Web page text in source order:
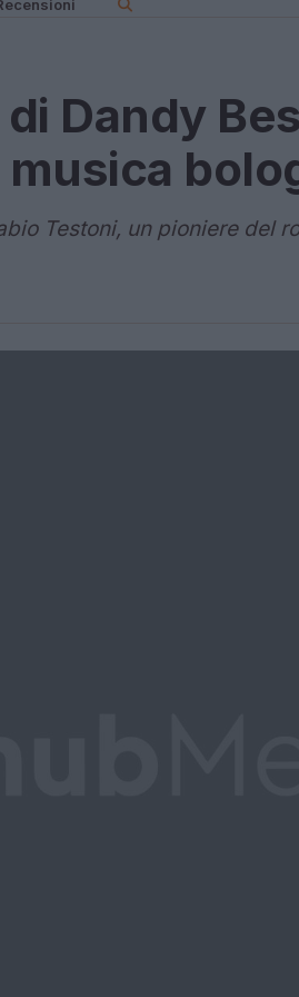
Dandy
musica
Testoni, un pioniere del